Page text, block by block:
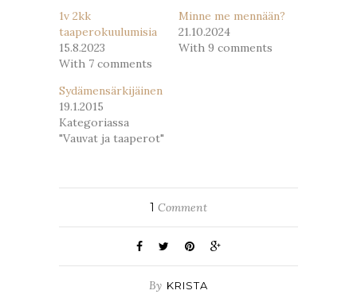
1v 2kk
taaperokuulumisia
15.8.2023
With 7 comments
Minne me mennään?
21.10.2024
With 9 comments
Sydämensärkijäinen
19.1.2015
Kategoriassa
"Vauvat ja taaperot"
1 Comment
By KRISTA